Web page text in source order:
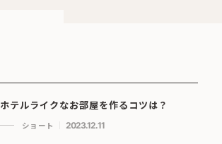
ホテルライクなお部屋を作るコツは？
ショート 2023.12.11